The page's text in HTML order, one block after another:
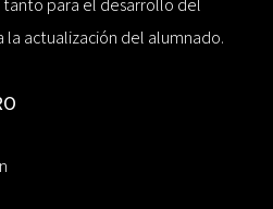
para el desarrollo del
actualización del alumnado.